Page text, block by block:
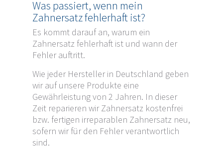
Was passiert, wenn mein
Zahnersatz fehlerhaft ist?
Es kommt darauf an, warum ein
Zahnersatz fehlerhaft ist und wann der
Fehler auftritt.
Wie jeder Hersteller in Deutschland geben
wir auf unsere Produkte eine
Gewährleistung von 2 Jahren. In dieser
Zeit reparieren wir Zahnersatz kostenfrei
bzw. fertigen irreparablen Zahnersatz neu,
sofern wir für den Fehler verantwortlich
sind.